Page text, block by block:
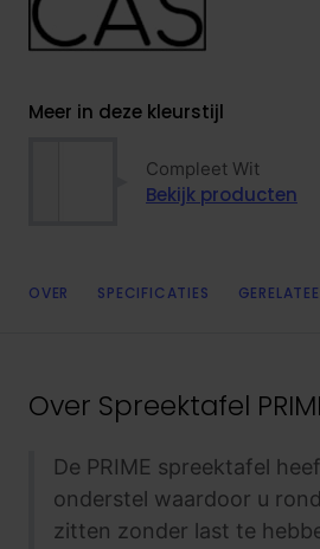
Meer in deze kleurstijl
Compleet Wit
Bekijk producten
OVER SPECIFICATIES
Over Spreektafel
De PRIME spreektafel
onderstel waardoor u
zitten zonder last te